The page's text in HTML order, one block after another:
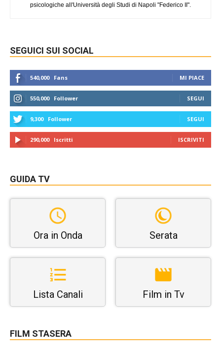
psicologiche all'Università degli Studi di Napoli "Federico II".
SEGUICI SUI SOCIAL
540,000 Fans MI PIACE
550,000 Follower SEGUI
9,300 Follower SEGUI
290,000 Iscritti ISCRIVITI
GUIDA TV
Ora in Onda Serata
Lista Canali Film in Tv
FILM STASERA